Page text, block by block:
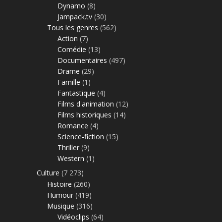
Dynamo (8)
Jampack.tv (30)
Tous les genres (562)
Action (7)
Comédie (13)
Documentaires (497)
Drame (29)
Famille (1)
Fantastique (4)
Films d'animation (12)
Films historiques (14)
Romance (4)
Science-fiction (15)
Thriller (9)
Western (1)
Culture (7 273)
Histoire (260)
Humour (419)
Musique (316)
Vidéoclips (64)